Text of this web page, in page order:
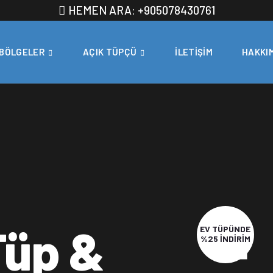
HEMEN ARA: +905078430761
BÖLGELER AÇIK TÜPÇÜ İLETIŞIM
&
EV TÜPÜNDE
%25 İNDİRİM